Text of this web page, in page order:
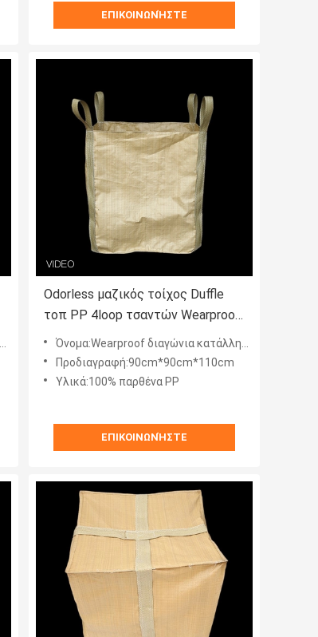
ΕΠΙΚΟΙΝΩΝΉΣΤΕ
Odorless μαζικός τοίχος Duffle
τοπ PP 4loop τσαντών Wearproof
καφετής
Όνομα:Wearproof διαγώνια κατάλληλη μεταφορά τσαντών γωνιών μαζική ελαφριά
Προδιαγραφή:90cm*90cm*110cm
Υλικά:100% παρθένα PP
ΕΠΙΚΟΙΝΩΝΉΣΤΕ